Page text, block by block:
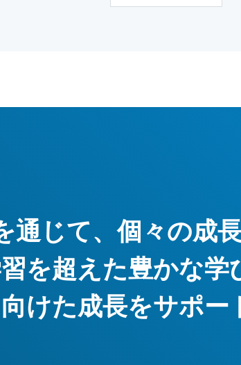
通じて、個々の成
を超えた豊かな
けた成長をサポー